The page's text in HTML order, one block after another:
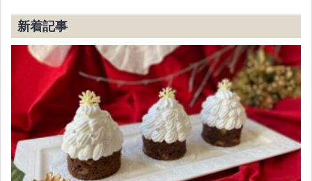
新着記事